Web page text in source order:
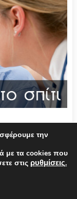
την
με τα cookies που
στις ρυθμίσεις.